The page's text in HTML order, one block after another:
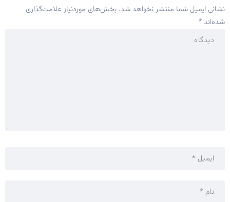
نشانی ایمیل شما منتشر نخواهد شد. بخش‌های موردنیاز علامت‌گذاری
شده‌اند*